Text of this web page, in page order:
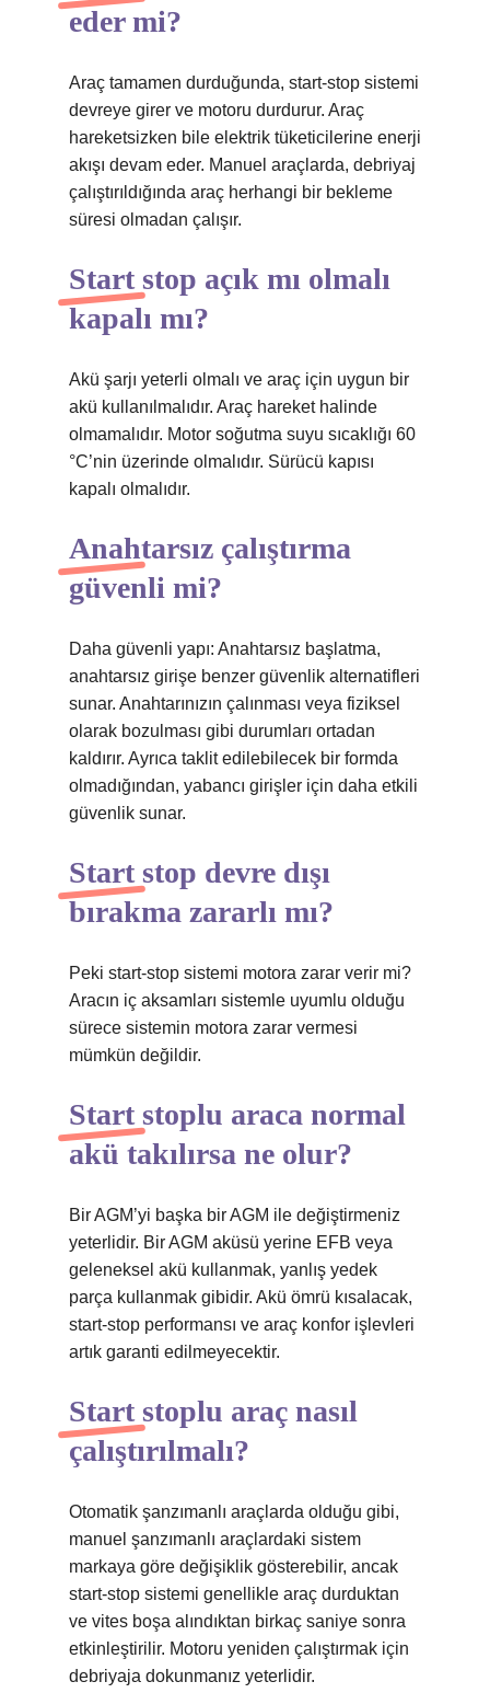
eder mi?
Araç tamamen durduğunda, start-stop sistemi
devreye girer ve motoru durdurur. Araç
hareketsizken bile elektrik tüketicilerine enerji
akışı devam eder. Manuel araçlarda, debriyaj
çalıştırıldığında araç herhangi bir bekleme
süresi olmadan çalışır.
Start stop açık mı olmalı
kapalı mı?
Akü şarjı yeterli olmalı ve araç için uygun bir
akü kullanılmalıdır. Araç hareket halinde
olmamalıdır. Motor soğutma suyu sıcaklığı 60
°C’nin üzerinde olmalıdır. Sürücü kapısı
kapalı olmalıdır.
Anahtarsız çalıştırma
güvenli mi?
Daha güvenli yapı: Anahtarsız başlatma,
anahtarsız girişe benzer güvenlik alternatifleri
sunar. Anahtarınızın çalınması veya fiziksel
olarak bozulması gibi durumları ortadan
kaldırır. Ayrıca taklit edilebilecek bir formda
olmadığından, yabancı girişler için daha etkili
güvenlik sunar.
Start stop devre dışı
bırakma zararlı mı?
Peki start-stop sistemi motora zarar verir mi?
Aracın iç aksamları sistemle uyumlu olduğu
sürece sistemin motora zarar vermesi
mümkün değildir.
Start stoplu araca normal
akü takılırsa ne olur?
Bir AGM’yi başka bir AGM ile değiştirmeniz
yeterlidir. Bir AGM aküsü yerine EFB veya
geleneksel akü kullanmak, yanlış yedek
parça kullanmak gibidir. Akü ömrü kısalacak,
start-stop performansı ve araç konfor işlevleri
artık garanti edilmeyecektir.
Start stoplu araç nasıl
çalıştırılmalı?
Otomatik şanzımanlı araçlarda olduğu gibi,
manuel şanzımanlı araçlardaki sistem
markaya göre değişiklik gösterebilir, ancak
start-stop sistemi genellikle araç durduktan
ve vites boşa alındıktan birkaç saniye sonra
etkinleştirilir. Motoru yeniden çalıştırmak için
debriyaja dokunmanız yeterlidir.